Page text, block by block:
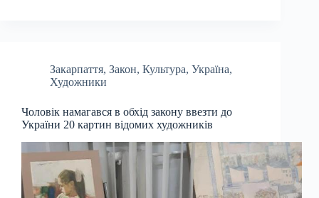
Закарпаття, Закон, Культура, Україна,
Художники
Чоловік намагався в обхід закону ввезти до
України 20 картин відомих художників